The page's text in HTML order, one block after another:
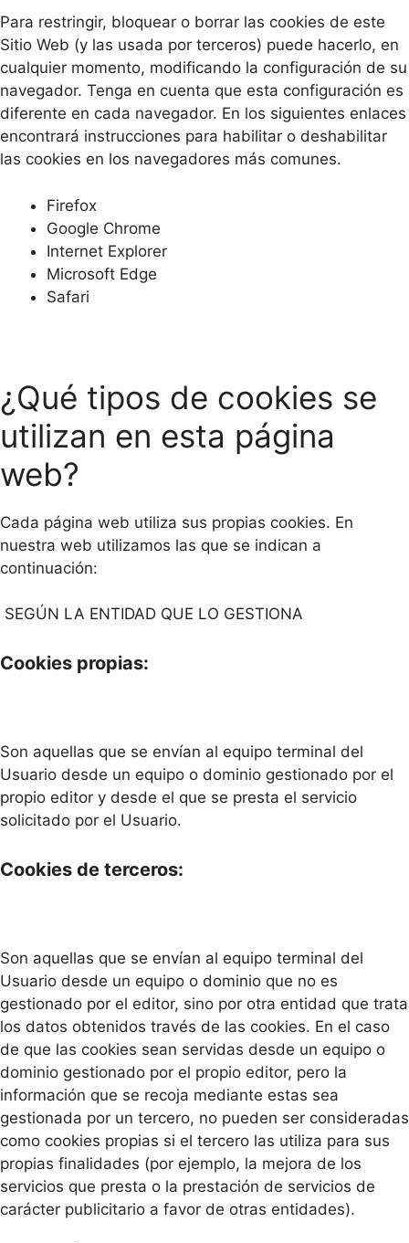
Para restringir, bloquear o borrar las cookies de este
Sitio Web (y las usada por terceros) puede hacerlo, en
cualquier momento, modificando la configuración de su
navegador. Tenga en cuenta que esta configuración es
diferente en cada navegador. En los siguientes enlaces
encontrará instrucciones para habilitar o deshabilitar
las cookies en los navegadores más comunes.
Firefox
Google Chrome
Internet Explorer
Microsoft Edge
Safari
¿Qué tipos de cookies se
utilizan en esta página
web?
Cada página web utiliza sus propias cookies. En
nuestra web utilizamos las que se indican a
continuación:
SEGÚN LA ENTIDAD QUE LO GESTIONA
Cookies propias:
Son aquellas que se envían al equipo terminal del
Usuario desde un equipo o dominio gestionado por el
propio editor y desde el que se presta el servicio
solicitado por el Usuario.
Cookies de terceros:
Son aquellas que se envían al equipo terminal del
Usuario desde un equipo o dominio que no es
gestionado por el editor, sino por otra entidad que trata
los datos obtenidos través de las cookies. En el caso
de que las cookies sean servidas desde un equipo o
dominio gestionado por el propio editor, pero la
información que se recoja mediante estas sea
gestionada por un tercero, no pueden ser consideradas
como cookies propias si el tercero las utiliza para sus
propias finalidades (por ejemplo, la mejora de los
servicios que presta o la prestación de servicios de
carácter publicitario a favor de otras entidades).